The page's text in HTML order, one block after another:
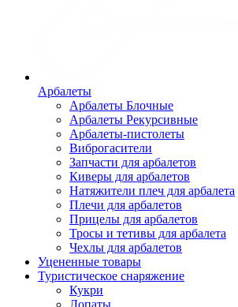
Арбалеты
Арбалеты Блочные
Арбалеты Рекурсивные
Арбалеты-пистолеты
Виброгасители
Запчасти для арбалетов
Киверы для арбалетов
Натяжители плеч для арбалета
Плечи для арбалетов
Прицелы для арбалетов
Тросы и тетивы для арбалета
Чехлы для арбалетов
Уцененные товары
Туристическое снаряжение
Кукри
Лопаты